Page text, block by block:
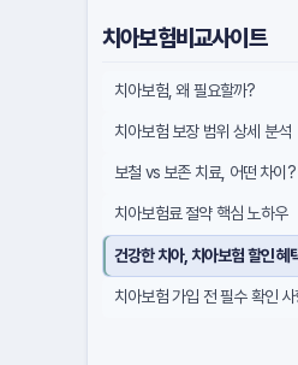
치아보험비교사이트
치아보험, 왜 필요할까?
치아보험 보장 범위 상세 분석
보철 vs 보존 치료, 어떤 차이?
치아보험료 절약 핵심 노하우
건강한 치아, 치아보험 할인 혜
치아보험 가입 전 필수 확인 사